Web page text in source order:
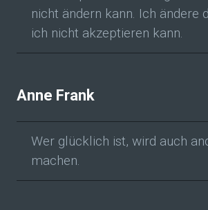
nicht ändern kann. Ich ändere
ich nicht akzeptieren kann.
Anne Frank
Wer glücklich ist, wird auch
machen.